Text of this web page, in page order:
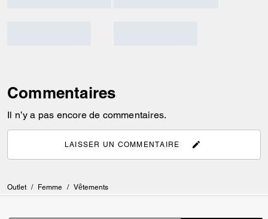
Commentaires
Il n’y a pas encore de commentaires.
LAISSER UN COMMENTAIRE
Outlet / Femme / Vêtements